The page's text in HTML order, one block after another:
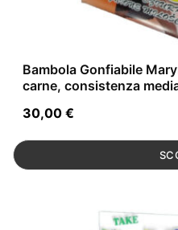
Bambola Gonfiabile
carne, consistenza
30,00 €